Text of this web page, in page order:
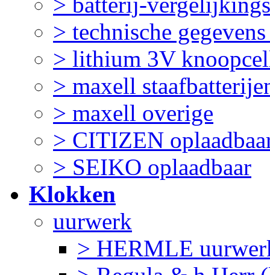
> technische
> lithium 3V
> maxell
> maxell overige
> CITIZEN
> SEIKO oplaadbaar
Klokken
uurwerk
> HERMLE